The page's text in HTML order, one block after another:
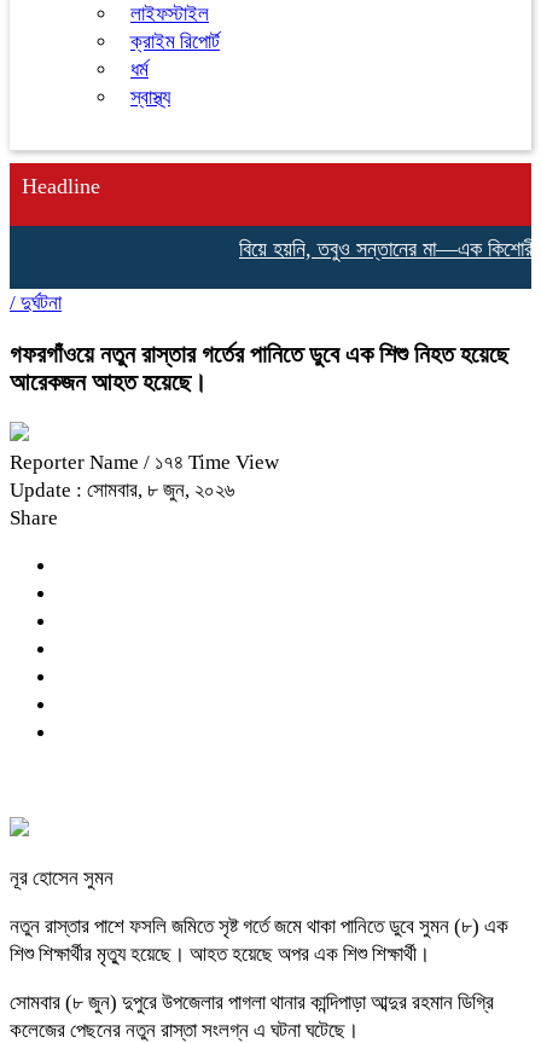
লাইফস্টাইল
ক্রাইম রিপোর্ট
ধর্ম
স্বাস্থ্য
Headline
বিয়ে হয়নি, তবুও সন্তানের মা—এক কিশোরীর
/ দুর্ঘটনা
গফরগাঁওয়ে নতুন রাস্তার গর্তের পানিতে ডুবে এক শিশু নিহত হয়েছে
আরেকজন আহত হয়েছে।
Reporter Name / ১৭৪ Time View
Update : সোমবার, ৮ জুন, ২০২৬
Share
নূর হোসেন সুমন
নতুন রাস্তার পাশে ফসলি জমিতে সৃষ্ট গর্তে জমে থাকা পানিতে ডুবে সুমন (৮) এক
শিশু শিক্ষার্থীর মৃত্যু হয়েছে। আহত হয়েছে অপর এক শিশু শিক্ষার্থী।
সোমবার (৮ জুন) দুপুরে উপজেলার পাগলা থানার কান্দিপাড়া আব্দুর রহমান ডিগ্রি
কলেজের পেছনের নতুন রাস্তা সংলগ্ন এ ঘটনা ঘটেছে।